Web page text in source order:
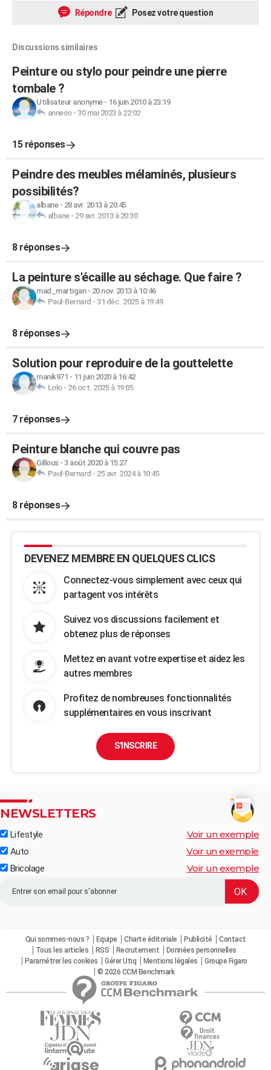
Répondre Posez votre question
Discussions similaires
Peinture ou stylo pour peindre une pierre
tombale ?
Utilisateur anonyme- 16 juin 2010 à 23:19
anneso- 30 mai 2023 à 22:02
15 réponses
Peindre des meubles mélaminés, plusieurs
possibilités?
albane- 28 avr. 2013 à 20:45
albane- 29 avr. 2013 à 20:30
8 réponses
La peinture s'écaille au séchage. Que faire ?
mad_martigan- 20 nov. 2013 à 10:46
Paul-Bernard - 31 déc. 2025 à 19:49
8 réponses
Solution pour reproduire de la gouttelette
manik971 - 11 juin 2020 à 16:42
Lolo- 26 oct. 2025 à 19:05
7 réponses
Peinture blanche qui couvre pas
Gillous- 3 août 2020 à 15:27
Paul-Bernard - 25 avr. 2024 à 10:45
8 réponses
DEVENEZ MEMBRE EN QUELQUES CLICS
Connectez-vous simplement avec ceux qui
partagent vos intérêts
Suivez vos discussions facilement et
obtenez plus de réponses
Mettez en avant votre expertise et aidez les
autres membres
Profitez de nombreuses fonctionnalités
supplémentaires en vous inscrivant
S'INSCRIRE
NEWSLETTERS
Lifestyle Voir un exemple
Auto Voir un exemple
Bricolage Voir un exemple
Qui sommes-nous ? Equipe Charte éditoriale Publicité
Contact
Tous les articles
RSS Recrutement
Données personnelles
Paramétrer les cookies
Gérer Utiq Mentions légales
Groupe Figaro
© 2026 CCM Benchmark